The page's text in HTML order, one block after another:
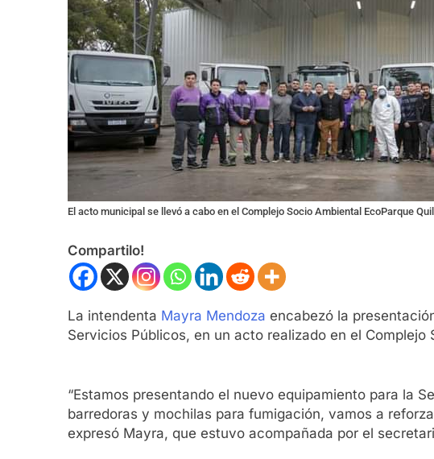
El acto municipal se llevó a cabo en el Complejo Socio Ambiental EcoParque
Compartilo!
La intendenta Mayra Mendoza encabezó la
Servicios Públicos, en un acto realizado en el
“Estamos presentando el nuevo equipamiento para la
barredoras y mochilas para fumigación, vamos a
expresó Mayra, que estuvo acompañada por el